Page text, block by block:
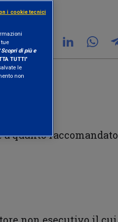
quanto raccomandato
Scopri di più e
TUTTI"
le
non
i cookie tecnici